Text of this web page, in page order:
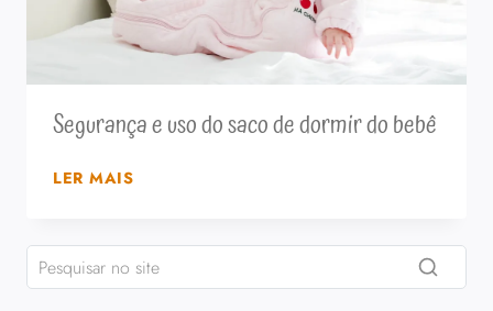
Segurança e uso do saco de dormir do bebê
LER MAISSEGURANÇA
DO
SACO